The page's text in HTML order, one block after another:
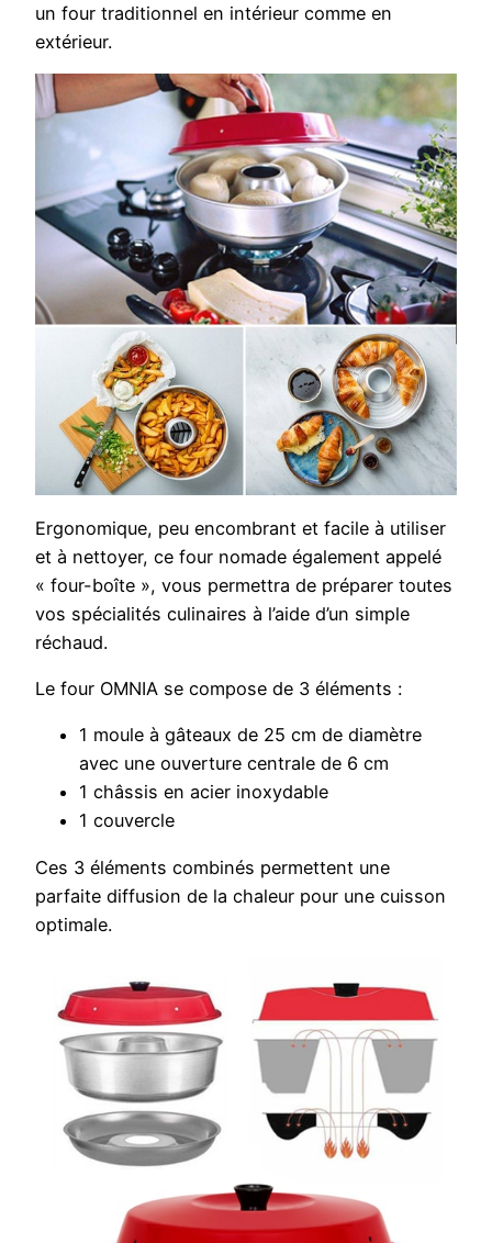
un four traditionnel en intérieur comme en
extérieur.
Ergonomique, peu encombrant et facile à utiliser
et à nettoyer, ce four nomade également appelé
« four-boîte », vous permettra de préparer toutes
vos spécialités culinaires à l’aide d’un simple
réchaud.
Le four OMNIA se compose de 3 éléments :
1 moule à gâteaux de 25 cm de diamètre
avec une ouverture centrale de 6 cm
1 châssis en acier inoxydable
1 couvercle
Ces 3 éléments combinés permettent une
parfaite diffusion de la chaleur pour une cuisson
optimale.